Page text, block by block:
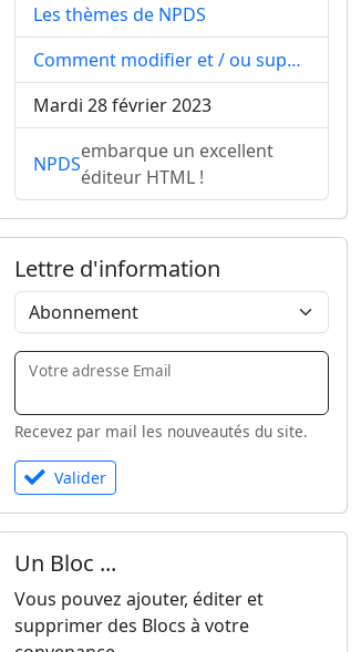
Les thèmes de NPDS
Comment modifier et / ou supprimer EDITO
Mardi 28 février 2023
NPDS
embarque un excellent
éditeur HTML !
Lettre d'information
Votre adresse Email
Recevez par mail les nouveautés du site.
Valider
Un Bloc ...
Vous pouvez ajouter, éditer et
supprimer des Blocs à votre